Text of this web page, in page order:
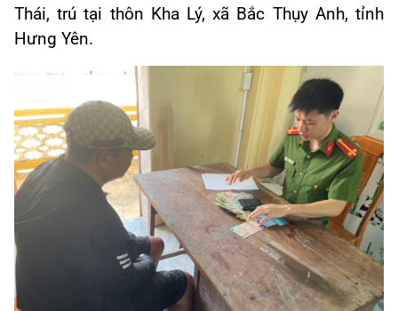
Thái, trú tại thôn Kha Lý, xã Bắc Thụy Anh, tỉnh
Hưng Yên.